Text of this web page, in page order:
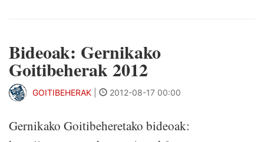
Bideoak: Gernikako
Goitibeherak 2012
GOITIBEHERAK 2012-08-17 00:00
Gernikako Goitibeheretako bideoak: